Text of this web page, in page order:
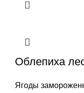
Облепиха
Ягоды